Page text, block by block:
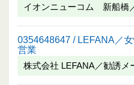
イオンニューコム 新船橋
0354648647 / LEFANA／
営業
株式会社 LEFANA／勧誘